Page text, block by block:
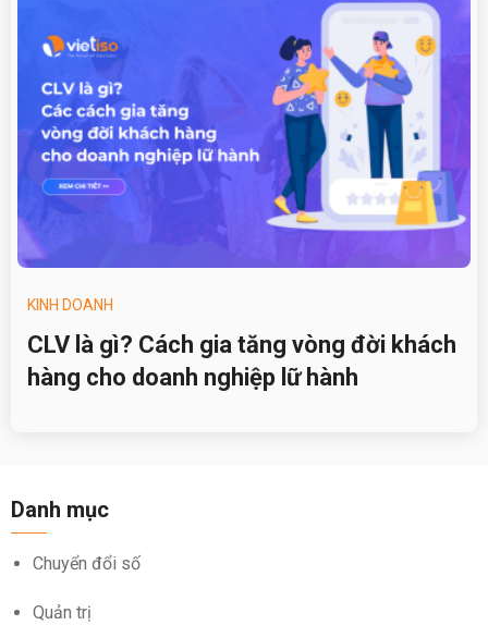
KINH DOANH
CLV là gì? Cách gia tăng vòng đời khách
hàng cho doanh nghiệp lữ hành
Danh mục
Chuyển đổi số
Quản trị